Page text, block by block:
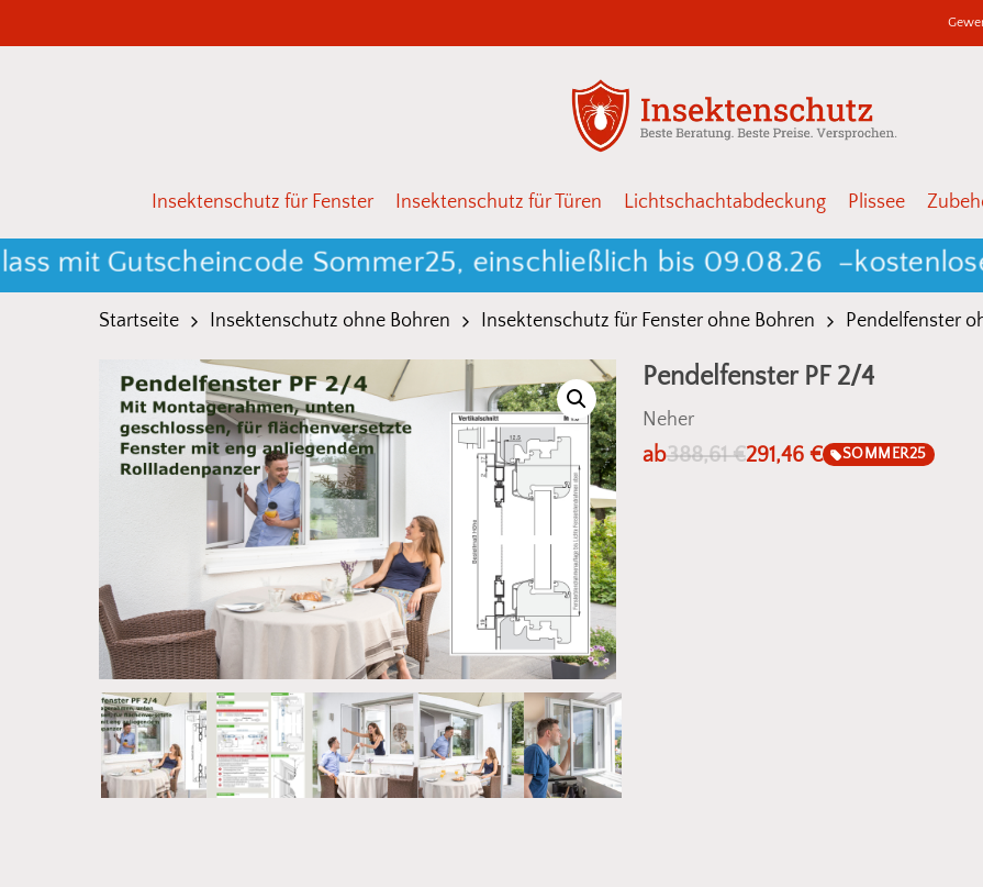
to
Drücken Sie Enter zum Suchen oder ESC zum Schließen
Insektenschutz für Fenster Insektenschutz für Türen Lichtschachtabdeckung Plissee
Gutscheincode Sommer25, einschließlich bis 09.08.26 –kostenloser
Startseite Insektenschutz ohne Bohren Insektenschutz für Fenster ohne Bohren Pendelfenster
Pendelfenster PF 2/4
Neher
ab388,61€291,46 € SOMMER25